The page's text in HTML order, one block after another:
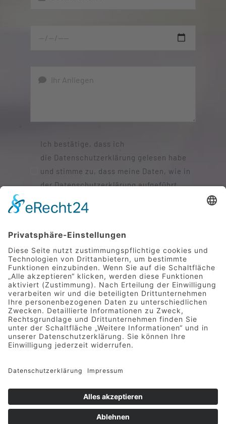
Ich bestätige, dass ich
die Datenschutzerklärung gelesen habe
und stimme zu, dass meine Daten, wie in
der Datenschutzerklärung aufgeführt,
SENDEN
Mittelstraße 9 | 49733 Haren
Telefon 05932 7277-0|info@hotel-greive.de